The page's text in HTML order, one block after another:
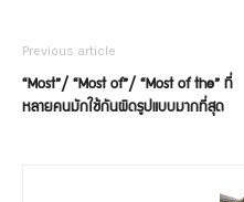
Previous article
“Most”/ “Most of”/ “Most of the” ที่
หลายคนมักใช้กันผิดรูปแบบมากที่สุด